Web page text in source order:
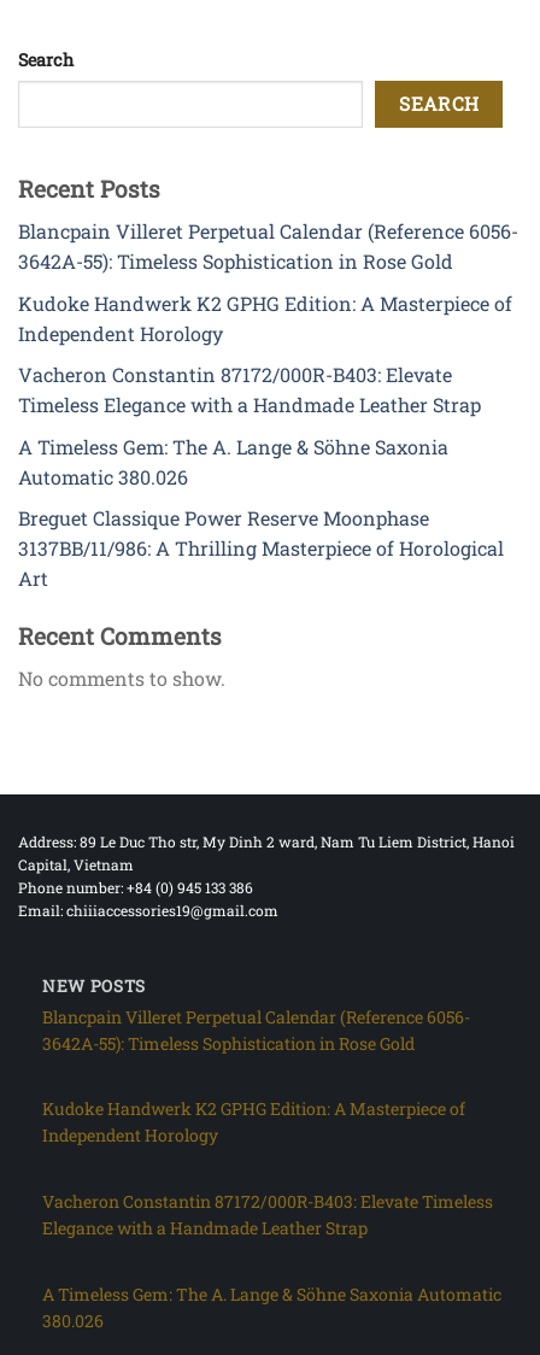
Search
SEARCH
Recent Posts
Blancpain Villeret Perpetual Calendar (Reference 6056-
3642A-55): Timeless Sophistication in Rose Gold
Kudoke Handwerk K2 GPHG Edition: A Masterpiece of
Independent Horology
Vacheron Constantin 87172/000R-B403: Elevate
Timeless Elegance with a Handmade Leather Strap
A Timeless Gem: The A. Lange & Söhne Saxonia
Automatic 380.026
Breguet Classique Power Reserve Moonphase
3137BB/11/986: A Thrilling Masterpiece of Horological
Art
Recent Comments
No comments to show.
Address: 89 Le Duc Tho str, My Dinh 2 ward, Nam Tu Liem District, Hanoi
Capital, Vietnam
Phone number: +84 (0) 945 133 386
Email: chiiiaccessories19@gmail.com
NEW POSTS
Blancpain Villeret Perpetual Calendar (Reference 6056-
3642A-55): Timeless Sophistication in Rose Gold
Kudoke Handwerk K2 GPHG Edition: A Masterpiece of
Independent Horology
Vacheron Constantin 87172/000R-B403: Elevate Timeless
Elegance with a Handmade Leather Strap
A Timeless Gem: The A. Lange & Söhne Saxonia Automatic
380.026